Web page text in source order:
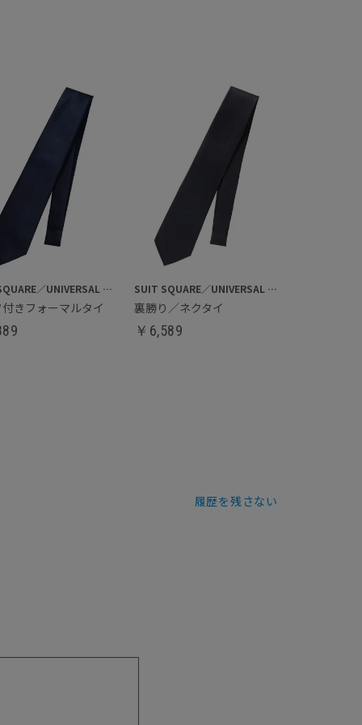
SUIT SQUARE／UNIVERSAL LANGUAGE
きフォーマルタイ
SUIT SQUARE／UNIVERSAL LANGUAGE
裏勝り／ネクタイ
￥ 6,589
履歴を残さない